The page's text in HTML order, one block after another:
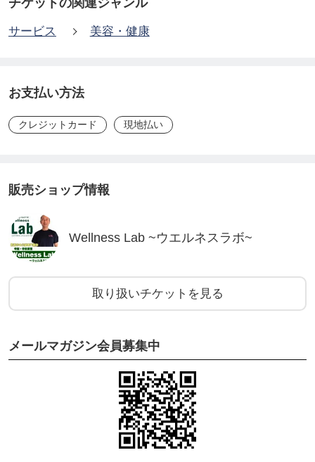
③【説明】:現状のお身体の状態を説明していきま
す。
す。
⑥【アドバイス】:現状のお身体の状態を説明し、生
⑦【次回予約】:次回の日にちをご予約いただきま
す。
【施術料金】(税込み)
●初回 ・・・・・・・・・ 8,800円
https://ticket.tsuku2.jp/events-detail/3147012108390
サービス 美容・健康
お支払い方法
クレジットカード 現地払い
販売ショップ情報
Wellness Lab ~ウエルネスラボ~
取り扱いチケットを見る
メールマガジン会員募集中